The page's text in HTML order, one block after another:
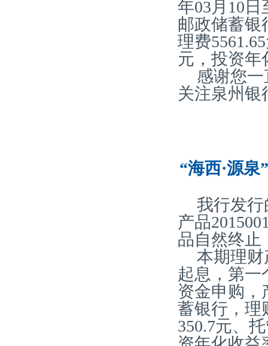
年03月10
邮政储蓄银
理费
元，投资年
感谢您
关注泉州银
“海西·源
我行发行
产品
品自然终止
本期理财
起息，第一
资金申购，
蓄银行，理
350.7元、